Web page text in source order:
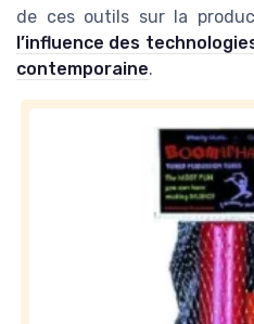
de ces outils sur la
l’influence des
contemporaine.